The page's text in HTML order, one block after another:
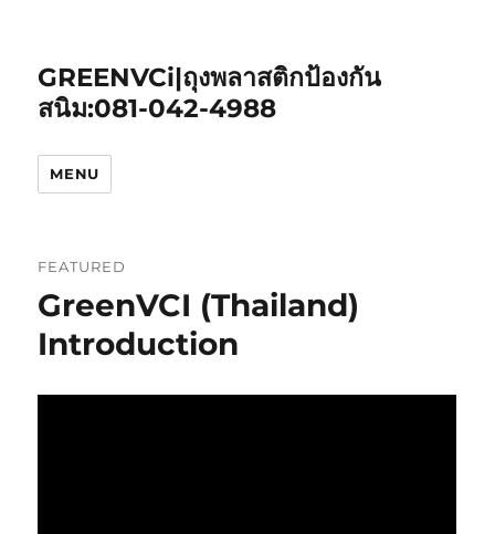
GREENVCi|ถุงพลาสติกป้องกัน
สนิม:081-042-4988
MENU
FEATURED
GreenVCI (Thailand)
Introduction